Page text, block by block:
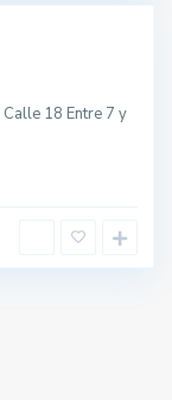
Calle 18 Entre 7 y